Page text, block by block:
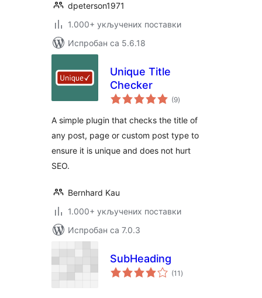
dpeterson1971
1.000+ укључених поставки
Испробан са 5.6.18
Unique Title
Checker
(9укупних
оцена
)
A simple plugin that checks the title of
any post, page or custom post type to
ensure it is unique and does not hurt
SEO.
Bernhard Kau
1.000+ укључених поставки
Испробан са 7.0.3
SubHeading
(11 укупних
оцена
)